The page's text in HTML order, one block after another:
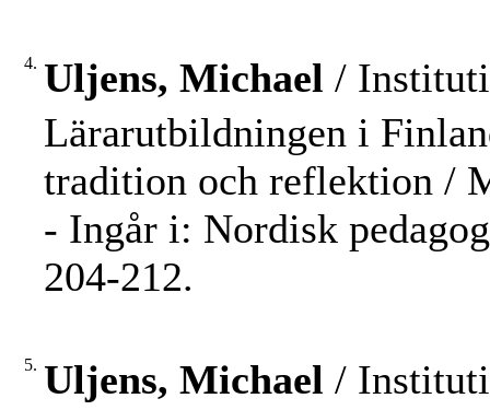
4. Uljens, Michael /
Lärarutbildningen i
tradition och reflektion /
- Ingår i: Nordisk
204-212.
5. Uljens, Michael /